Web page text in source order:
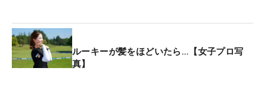
ー。「ショットはいいんですけど、入れなければい
けないパットの決定力が足りないなと思います」。
以前から口にしていたパッティングという課題が、
より明確になった。
ルーキーが髪をほどいたら…【女子プロ写
真】